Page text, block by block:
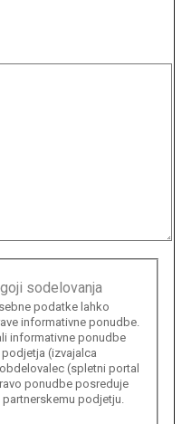
sodelovanja
podatke lahko
informativne ponudbe.
informativne ponudbe
(izvajalca
(spletni portal
ponudbe posreduje
podjetju.